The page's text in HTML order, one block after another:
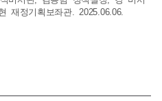
재정기획보좌관. 2025.06.06.